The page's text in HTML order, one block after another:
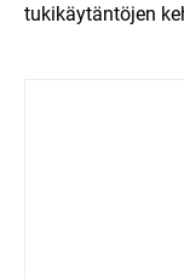
tukikäytäntöjen